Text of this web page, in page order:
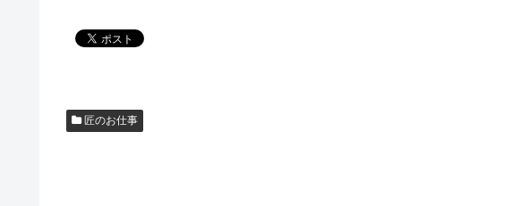
匠のお仕事